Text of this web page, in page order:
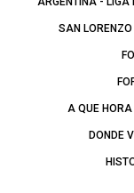
SAN LORENZO
A QUE
DONDE